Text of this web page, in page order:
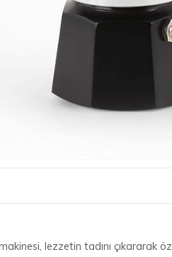
lezzetin tadını çıkararak